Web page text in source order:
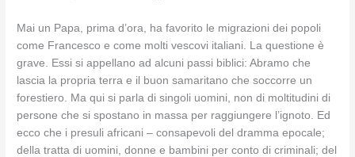
Mai un Papa, prima d’ora, ha favorito le migrazioni dei popoli
come Francesco e come molti vescovi italiani. La questione è
grave. Essi si appellano ad alcuni passi biblici: Abramo che
lascia la propria terra e il buon samaritano che soccorre un
forestiero. Ma qui si parla di singoli uomini, non di moltitudini di
persone che si spostano in massa per raggiungere l’ignoto. Ed
ecco che i presuli africani – consapevoli del dramma epocale;
della tratta di uomini, donne e bambini per conto di criminali; del